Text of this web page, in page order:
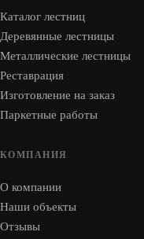
Каталог лестниц
Деревянные лестницы
Металлические лестницы
Реставрация
Изготовление на заказ
Паркетные работы
КОМПАНИЯ
О компании
Наши объекты
Отзывы